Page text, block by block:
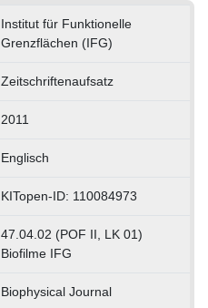
Institut für Funktionelle
Grenzflächen (IFG)
Zeitschriftenaufsatz
2011
Englisch
KITopen-ID: 110084973
47.04.02 (POF II, LK 01)
Biofilme IFG
Biophysical Journal